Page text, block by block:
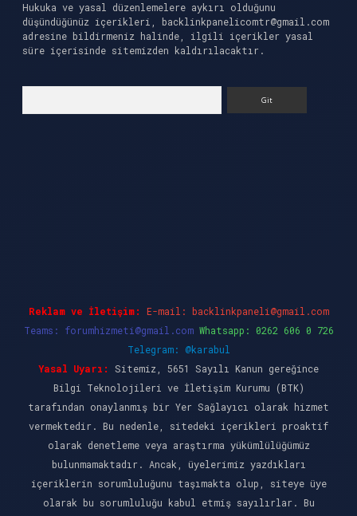
Hukuka ve yasal düzenlemelere aykırı olduğunu
düşündüğünüz içerikleri, backlinkpanelicomtr@gmail.com
adresine bildirmeniz halinde, ilgili içerikler yasal
süre içerisinde sitemizden kaldırılacaktır.
Reklam ve İletişim: E-mail: backlinkpaneli@gmail.com
Teams: forumhizmeti@gmail.com Whatsapp: 0262 606 0 726
Telegram: @karabul
Yasal Uyarı:
Sitemiz, 5651 Sayılı Kanun gereğince
Bilgi Teknolojileri ve İletişim Kurumu (BTK)
tarafından onaylanmış bir Yer Sağlayıcı olarak hizmet
vermektedir. Bu nedenle, sitedeki içerikleri proaktif
olarak denetleme veya araştırma yükümlülüğümüz
bulunmamaktadır. Ancak, üyelerimiz yazdıkları
içeriklerin sorumluluğunu taşımakta olup, siteye üye
olarak bu sorumluluğu kabul etmiş sayılırlar. Bu